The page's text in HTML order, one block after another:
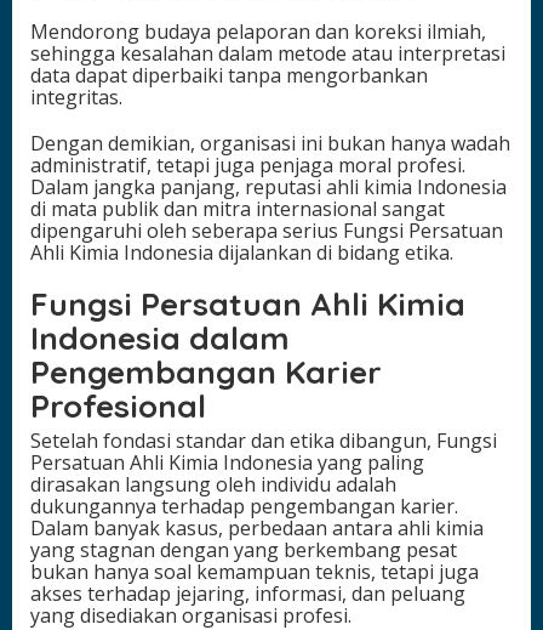
Mendorong budaya pelaporan dan koreksi ilmiah,
sehingga kesalahan dalam metode atau interpretasi
data dapat diperbaiki tanpa mengorbankan
integritas.
Dengan demikian, organisasi ini bukan hanya wadah
administratif, tetapi juga penjaga moral profesi.
Dalam jangka panjang, reputasi ahli kimia Indonesia
di mata publik dan mitra internasional sangat
dipengaruhi oleh seberapa serius Fungsi Persatuan
Ahli Kimia Indonesia dijalankan di bidang etika.
Fungsi Persatuan Ahli Kimia
Indonesia dalam
Pengembangan Karier
Profesional
Setelah fondasi standar dan etika dibangun, Fungsi
Persatuan Ahli Kimia Indonesia yang paling
dirasakan langsung oleh individu adalah
dukungannya terhadap pengembangan karier.
Dalam banyak kasus, perbedaan antara ahli kimia
yang stagnan dengan yang berkembang pesat
bukan hanya soal kemampuan teknis, tetapi juga
akses terhadap jejaring, informasi, dan peluang
yang disediakan organisasi profesi.